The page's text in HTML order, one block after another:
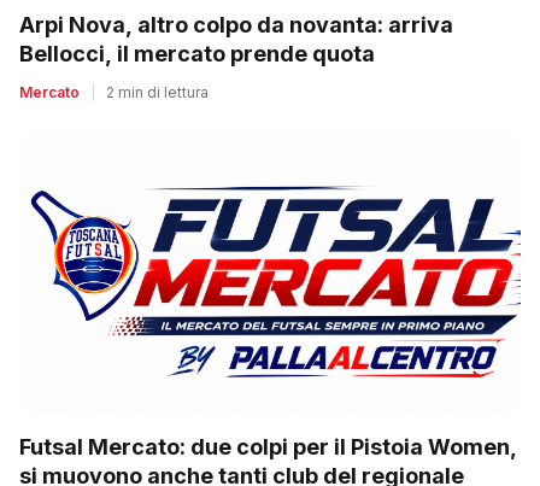
Arpi Nova, altro colpo da novanta: arriva
Bellocci, il mercato prende quota
Mercato 2 min di lettura
Futsal Mercato: due colpi per il Pistoia Women,
si muovono anche tanti club del regionale